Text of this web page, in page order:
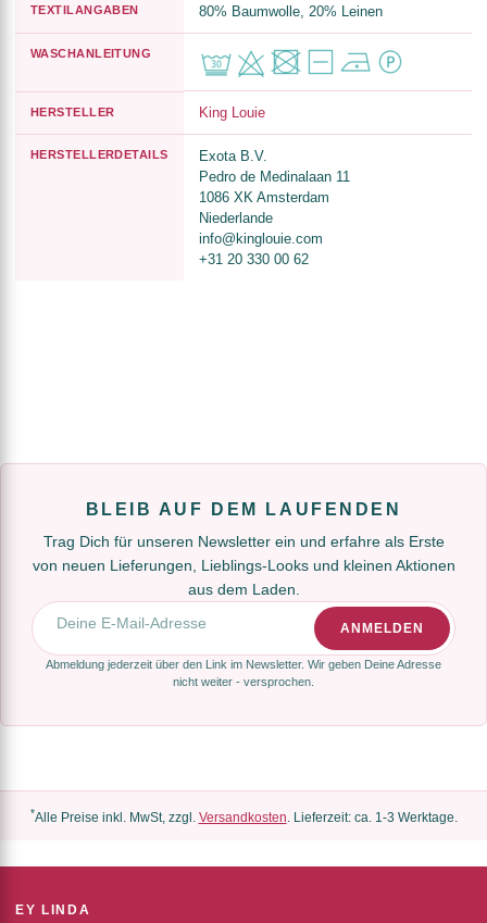
TEXTILANGABEN 80% Baumwolle, 20% Leinen
WASCHANLEITUNG
HERSTELLER King Louie
HERSTELLERDETAILS
Exota B.V.
Pedro de Medinalaan 11
1086 XK Amsterdam
Niederlande
info@kinglouie.com
+31 20 330 00 62
BLEIB AUF DEM LAUFENDEN
Trag Dich für unseren Newsletter ein und erfahre als Erste
von neuen Lieferungen, Lieblings-Looks und kleinen Aktionen
aus dem Laden.
E-Mail-Adresse
ANMELDEN
Abmeldung jederzeit über den Link im Newsletter. Wir geben Deine Adresse
nicht weiter - versprochen.
*Alle Preise inkl. MwSt, zzgl. Versandkosten. Lieferzeit: ca. 1-3 Werktage.
EY LINDA